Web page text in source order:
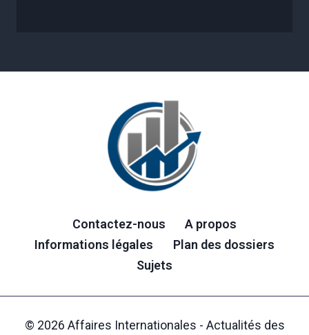
Contactez-nous
A propos
Informations légales
Plan des dossiers
Sujets
© 2026 Affaires Internationales - Actualités des